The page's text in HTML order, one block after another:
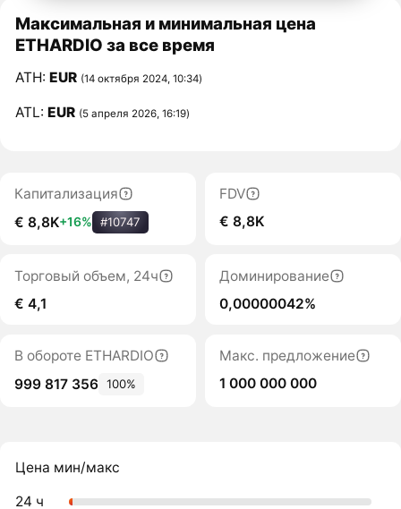
Максимальная и минимальная цена
ETHARDIO за все время
ATH:EUR (14 октября 2024, 10:34)
ATL:EUR (5 апреля 2026, 16:19)
Капитализация
€ 8,8K+16% #10747
FDV
€ 8,8K
Торговый объем, 24ч
€ 4,1
Доминирование
0,00000042%
В обороте ETHARDIO
999 817 356 100%
Макс. предложение
1 000 000 000
Цена мин/макс
24 ч